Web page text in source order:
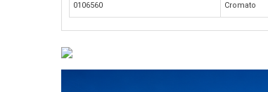
0106560 Cromato